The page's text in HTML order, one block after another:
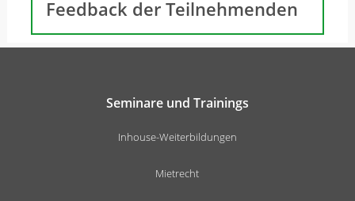
Feedback der Teilnehmenden
Seminare und Trainings
Inhouse-Weiterbildungen
Mietrecht